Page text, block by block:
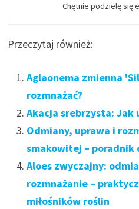
Chętnie podzielę się
Przeczytaj również:
Aglaonema zmienna
rozmnażać?
Akacja srebrzysta: Jak
Odmiany, uprawa i
smakowitej – poradnik
Aloes zwyczajny:
rozmnażanie –
miłośników roślin